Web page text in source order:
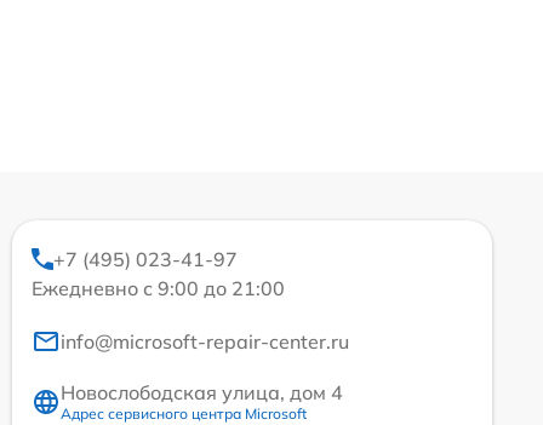
+7 (495) 023-41-97
Ежедневно с 9:00 до 21:00
info@microsoft-repair-center.ru
Новослободская улица, дом 4
Адрес сервисного центра Microsoft